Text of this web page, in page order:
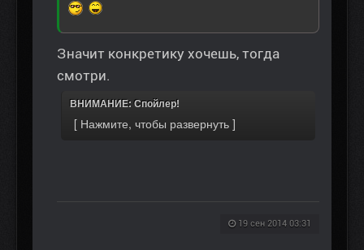
Значит конкретику хочешь, тогда
смотри.
ВНИМАНИЕ: Спойлер!
19 сен 2014 03:31